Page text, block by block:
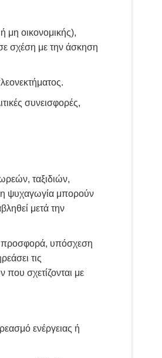
μη οικονομικής),
σχέση με την άσκηση
συνεισφορές,
ταξιδιών,
ψυχαγωγία μπορούν
μετά την
προσφορά, υπόσχεση
τις
που σχετίζονται με
ενέργειας ή